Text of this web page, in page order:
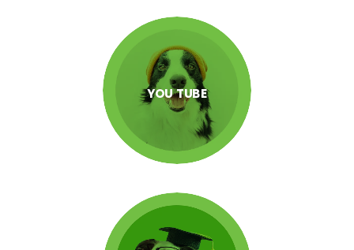
YOU TUBE